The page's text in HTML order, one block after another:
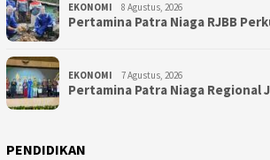
EKONOMI 8 Agustus, 2026
Pertamina Patra Niaga RJBB
EKONOMI 7 Agustus, 2026
Pertamina Patra Niaga Regional
PENDIDIKAN